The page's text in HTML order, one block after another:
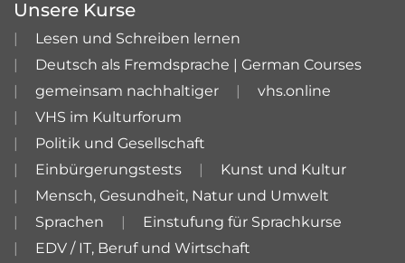
Unsere Kurse
Lesen und Schreiben lernen
Deutsch als Fremdsprache | German Courses
gemeinsam nachhaltiger
vhs.online
VHS im Kulturforum
Politik und Gesellschaft
Einbürgerungstests
Kunst und Kultur
Mensch, Gesundheit, Natur und Umwelt
Sprachen
Einstufung für Sprachkurse
EDV / IT, Beruf und Wirtschaft